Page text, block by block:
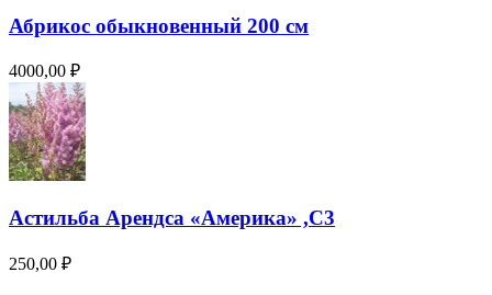
Абрикос обыкновенный 200 см
4000,00 ₽
Астильба Арендса «Америка» ,С3
250,00 ₽